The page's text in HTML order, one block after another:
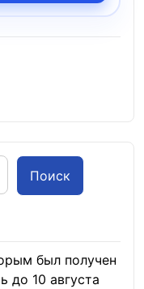
Поиск
был получен
до 10 августа